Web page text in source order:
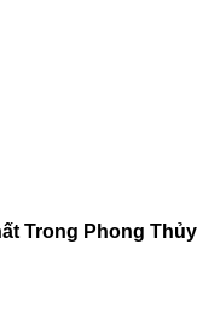
Trong Phong